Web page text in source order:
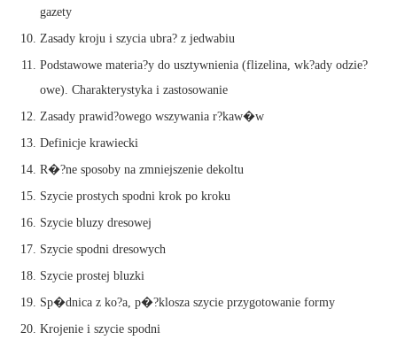
gazety
Zasady kroju i szycia ubra? z jedwabiu
Podstawowe materia?y do usztywnienia (flizelina, wk?ady odzie?
owe). Charakterystyka i zastosowanie
Zasady prawid?owego wszywania r?kaw�w
Definicje krawiecki
R�?ne sposoby na zmniejszenie dekoltu
Szycie prostych spodni krok po kroku
Szycie bluzy dresowej
Szycie spodni dresowych
Szycie prostej bluzki
Sp�dnica z ko?a, p�?klosza szycie przygotowanie formy
Krojenie i szycie spodni